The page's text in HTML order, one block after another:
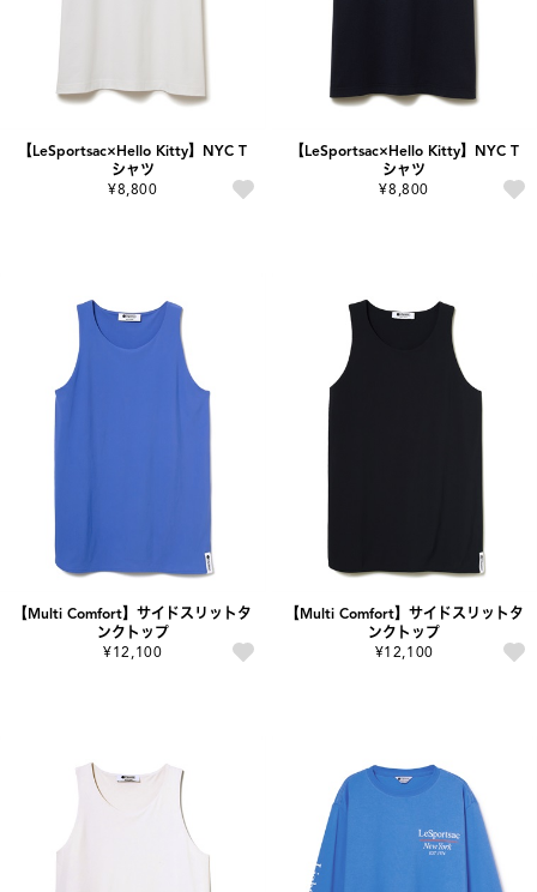
【LeSportsac×Hello Kitty】NYC T
シャツ
¥8,800
【LeSportsac×Hello Kitty】NYC T
シャツ
¥8,800
【Multi Comfort】サイドスリットタ
ンクトップ
¥12,100
【Multi Comfort】サイドスリットタ
ンクトップ
¥12,100